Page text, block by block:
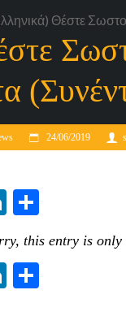
Θέστε
24/06/2019
LinkedIn
this entry is
LinkedIn